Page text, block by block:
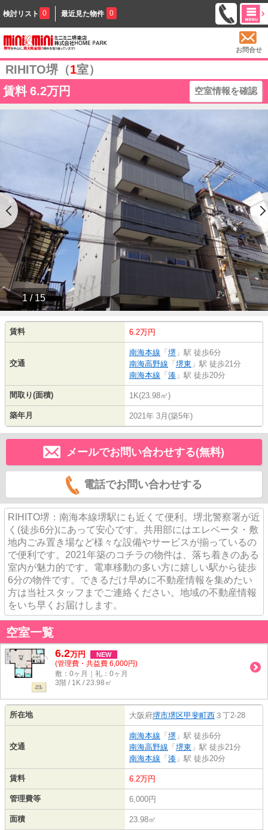
検討リスト 0 最近見た物件 0
お問合せ
RIHITO堺（1室）
賃料 6.2万円 空室情報を確認
1 / 15
賃料 6.2万円
交通
南海本線 「 堺 」駅 徒歩6分
南海高野線 「 堺東 」駅 徒歩21分
南海本線 「 湊 」駅 徒歩20分
間取り(面積) 1K(23.98㎡)
築年月 2021年 3月(築5年)
メールでお問い合わせする(無料)
電話でお問い合わせする
RIHITO堺：南海本線堺駅にも近くて便利。堺北警察署が近
く(徒歩6分)にあって安心です。共用部にはエレベータ・敷
地内ごみ置き場など様々な設備やサービスが揃っているの
で便利です。2021年築のコチラの物件は、落ち着きのある
室内が魅力的です。電車移動の多い方に嬉しい駅から徒歩
6分の物件です。できるだけ早めに不動産情報を集めたい
方は当社スタッフまでご連絡ください。地域の不動産情報
をいち早くお届けします。
空室一覧
6.2万円 NEW
(管理費・共益費 6,000円)
敷：0ヶ月｜礼：0ヶ月
3階 / 1K / 23.98㎡
所在地 大阪府堺市堺区甲斐町西 ３丁2-28
交通
南海本線 「 堺 」駅 徒歩6分
南海高野線 「 堺東 」駅 徒歩21分
南海本線 「 湊 」駅 徒歩20分
賃料 6.2万円
管理費等 6,000円
面積 23.98㎡